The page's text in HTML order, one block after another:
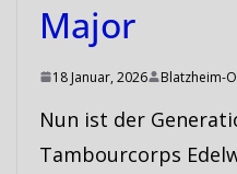
Major
18 Januar, 2026 Blatzheim-
Nun ist der
Tambourcorps